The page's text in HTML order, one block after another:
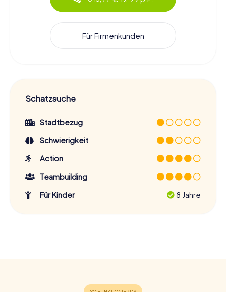
Für Firmenkunden
Schatzsuche
Stadtbezug
Schwierigkeit
Action
Teambuilding
Für Kinder
8 Jahre